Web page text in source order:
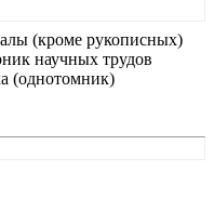
(кроме рукописных)
научных трудов
(однотомник)